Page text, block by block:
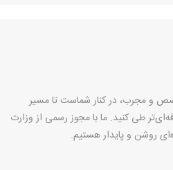
و مجرب، در کنار شماست تا مسیر
طی کنید. ما با مجوز رسمی از وزارت
روشن و پایدار هستیم.